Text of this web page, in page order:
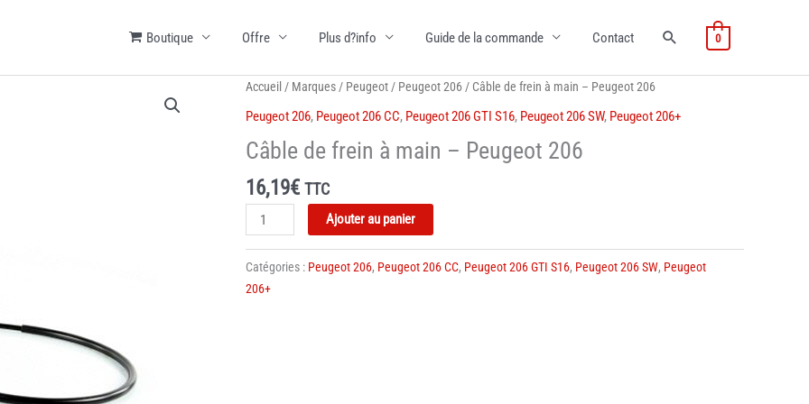
Boutique Offre Plus d?info Guide de la commande Contact 0
Accueil / Marques / Peugeot / Peugeot 206 / Câble de frein à main – Peugeot 206
Peugeot 206, Peugeot 206 CC, Peugeot 206 GTI S16, Peugeot 206 SW, Peugeot 206+
Câble de frein à main – Peugeot 206
16,19€ TTC
quantité
de
Ajouter au panier
Catégories : Peugeot 206, Peugeot 206 CC, Peugeot 206 GTI S16, Peugeot 206 SW, Peugeot
206+